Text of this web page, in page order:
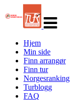
navigasjon
Hjem
Min side
Finn arrangør
Finn tur
Norgesranking
Turblogg
FAQ